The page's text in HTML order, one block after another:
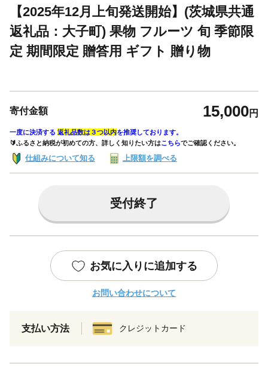
【2025年12月上旬発送開始】(茨城県共通
返礼品：大子町) 果物 フルーツ 旬 季節限
定 期間限定 贈答用 ギフト 贈り物
寄付金額 15,000円
一度に決済する 返礼品数は３つ以内を推奨しております。
🔰ふるさと納税が初めての方、詳しく知りたい方はこちらでご確認ください。
仕組みについて知る 上限額を調べる
受付終了
お気に入りに追加する
お問い合わせについて
支払い方法 クレジットカード